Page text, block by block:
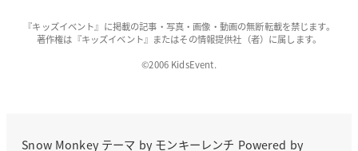
『キッズイベント』に掲載の記事・写真・画像・動画の無断転載を禁じます。
著作権は『キッズイベント』またはその情報提供社（者）に属します。
©2006 KidsEvent.
Snow Monkeyテーマ by モンキーレンチ Powered by